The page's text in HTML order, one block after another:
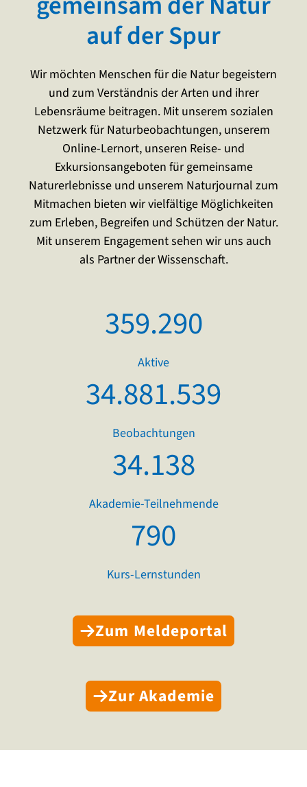
auf der Spur
Wir möchten Menschen für die Natur begeistern
und zum Verständnis der Arten und ihrer
Lebensräume beitragen. Mit unserem sozialen
Netzwerk für Naturbeobachtungen, unserem
Online-Lernort, unseren Reise- und
Exkursionsangeboten für gemeinsame
Naturerlebnisse und unserem Naturjournal zum
Mitmachen bieten wir vielfältige Möglichkeiten
zum Erleben, Begreifen und Schützen der Natur.
Mit unserem Engagement sehen wir uns auch
als Partner der Wissenschaft.
359.290
Aktive
34.881.539
Beobachtungen
34.138
Akademie-Teilnehmende
790
Kurs-Lernstunden
Zum Meldeportal
Zur Akademie